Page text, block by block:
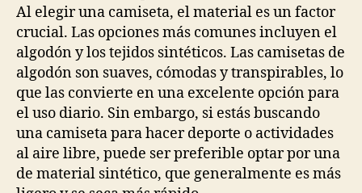
Al elegir una camiseta, el material es un factor
crucial. Las opciones más comunes incluyen el
algodón y los tejidos sintéticos. Las camisetas de
algodón son suaves, cómodas y transpirables, lo
que las convierte en una excelente opción para
el uso diario. Sin embargo, si estás buscando
una camiseta para hacer deporte o actividades
al aire libre, puede ser preferible optar por una
de material sintético, que generalmente es más